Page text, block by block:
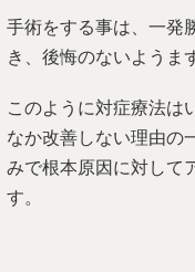
手術をする事は、一発
き、後悔のないようま
このように対症療法は
なか改善しない理由の
みで根本原因に対して
す。